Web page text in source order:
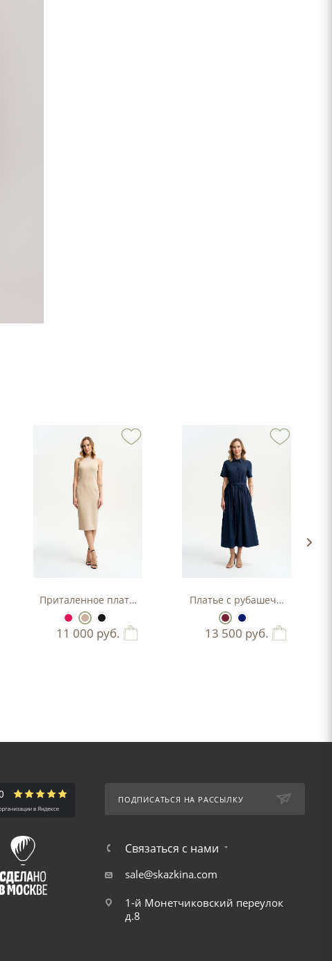
Приталенное платье-футляр
11 000 руб.
Платье с рубашечным
13 500 руб.
ПОДПИСАТЬСЯ НА РАССЫЛКУ
Связаться с нами
sale@skazkina.com
1-й Монетчиковский переулок
д.8